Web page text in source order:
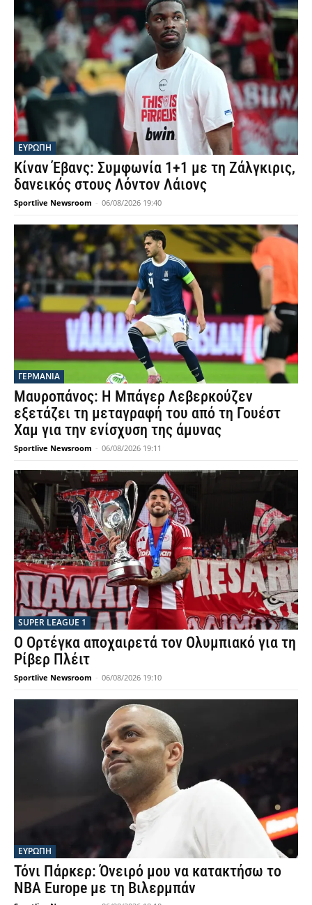
ΕΥΡΩΠΗ
Κίναν Έβανς: Συμφωνία 1+1 με τη Ζάλγκιρις,
δανεικός στους Λόντον Λάιονς
Sportlive Newsroom - 06/08/2026 19:40
ΓΕΡΜΑΝΙΑ
Μαυροπάνος: Η Μπάγερ Λεβερκούζεν
εξετάζει τη μεταγραφή του από τη Γουέστ
Χαμ για την ενίσχυση της άμυνας
Sportlive Newsroom - 06/08/2026 19:11
SUPER LEAGUE 1
Ο Ορτέγκα αποχαιρετά τον Ολυμπιακό για τη
Ρίβερ Πλέιτ
Sportlive Newsroom - 06/08/2026 19:10
ΕΥΡΩΠΗ
Τόνι Πάρκερ: Όνειρό μου να κατακτήσω το
NBA Europe με τη Βιλερμπάν